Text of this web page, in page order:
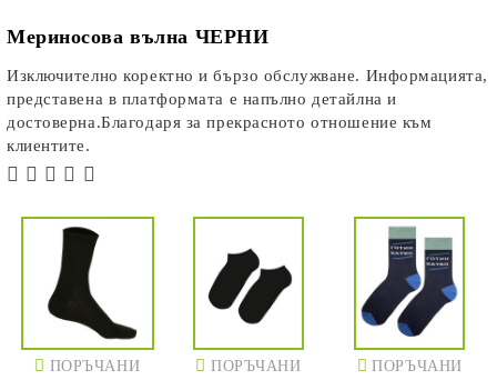
Мериносова вълна ЧЕРНИ
Изключително коректно и бързо обслужване. Информацията,
представена в платформата е напълно детайлна и
достоверна.Благодаря за прекрасното отношение към
клиентите.
ПОРЪЧАНИ ПОРЪЧАНИ ПОРЪЧАНИ